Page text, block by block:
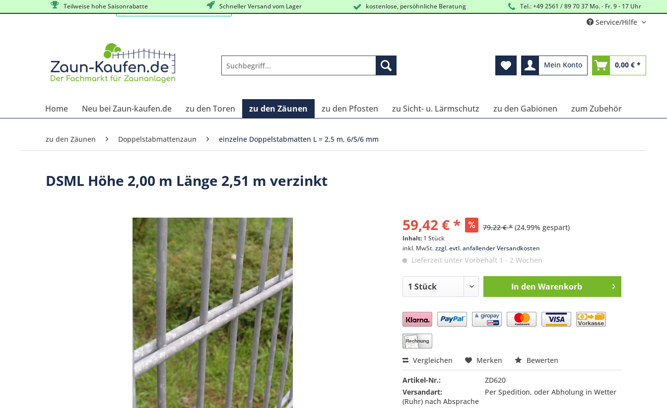
Teilweise hohe Saisonrabatte Schneller Versand vom Lager kostenlose, persöhnliche Beratung Tel.: +49 2561 / 89 70 37 Mo. - Fr. 9 - 17 Uhr
Service/Hilfe
Mein Konto 0,00 € *
Home Neu bei Zaun-kaufen.de zu den Toren zu den Zäunen zu den Pfosten zu Sicht- u. Lärmschutz zu den Gabionen zum Zubehör
zu den Zäunen Doppelstabmattenzaun einzelne Doppelstabmatten L = 2,5 m, 6/5/6 mm
DSML Höhe 2,00 m Länge 2,51 m verzinkt
59,42 € * 79,22 € * (24,99% gespart)
Inhalt: 1 Stück
inkl. MwSt.zzgl. evtl. anfallender Versandkosten
Lieferzeit unter Vorbehalt 1 - 2 Wochen
In den Warenkorb
Preis anfragen
Vergleichen Merken Bewerten
Artikel-Nr.:
ZD620
Versandart:
Per Spedition, oder Abholung in Wetter
(Ruhr) nach Absprache